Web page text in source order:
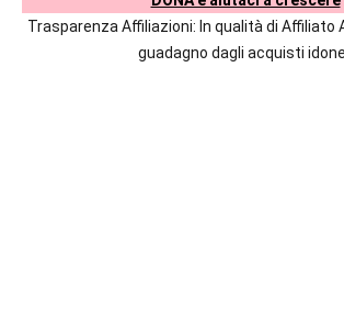
italiane
Trasparenza Affiliazioni: In qualità di Affiliato
guadagno dagli acquisti